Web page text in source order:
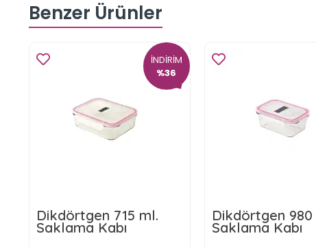
Benzer Ürünler
İNDİRİM
%36
Dikdörtgen 715 ml.
Saklama Kabı
Dikdörtgen 980
Saklama Kabı